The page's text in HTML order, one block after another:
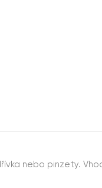
nebo pinzety.